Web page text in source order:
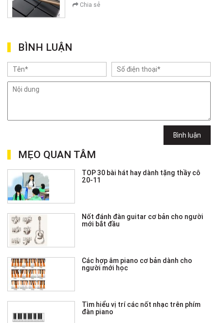
Chia sẻ
BÌNH LUẬN
Bình luận
MẸO QUAN TÂM
TOP 30 bài hát hay dành tặng thầy cô
20-11
Nốt đánh đàn guitar cơ bản cho người
mới bắt đầu
Các hợp âm piano cơ bản dành cho
người mới học
Tìm hiểu vị trí các nốt nhạc trên phím
đàn piano